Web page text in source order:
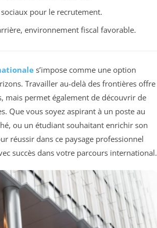
pour le recrutement.
environnement fiscal favorable.
s’impose comme une option
Travailler au-delà des frontières offre
mais permet également de découvrir de
Que vous soyez aspirant à un poste au
ou un étudiant souhaitant enrichir son
réussir dans ce paysage professionnel
succès dans votre parcours international.